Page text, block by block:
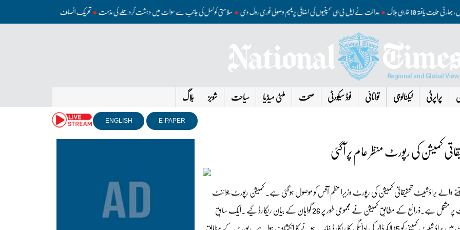
بھارتی حمایت یافتہ 10 خارجی ہلاک عدالت نے ایل پی جی کمپنیوں کی اضافی پریمیم وصولی فوری روک دی سلامتی کونسل کی جانب سے سوات میں دہشت گرد حملے کی مذمت تحریک انصاف کو مذاکرات کی کوئی
پراپرٹی ٹیکنالوجی توانائی فوڈ سیکورٹی صحت ملٹی میڈیا سیاحت شوبز بلاگ
E-PAPER
ENGLISH
والے براڈشیٹ تحقیقاتی کمیشن کی رپورٹ وزیراعظم آفس کو موصول ہوگئی ہے۔ کمیشن رپورٹ جوائنٹ
سیکرٹری زاہد مقصود نے وصول کی۔ رپورٹ اور متعلقہ ریکارڈ 500 صفحات پر مشتمل ہے۔ذرائع کے مطابق کمیشن نے مجموعی طور پر 26 گواہان کے بیان ریکارڈ کیے ۔ایک سابق